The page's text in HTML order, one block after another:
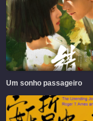
Um sonho passageiro